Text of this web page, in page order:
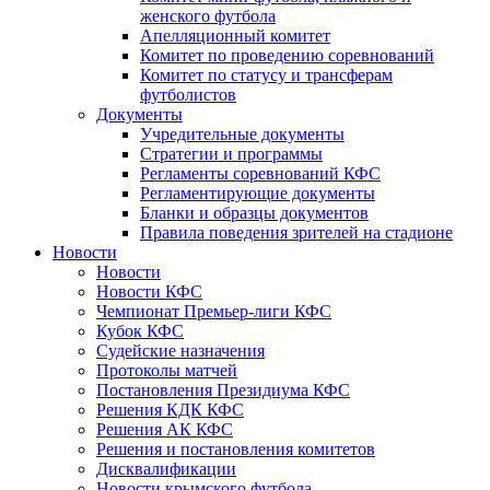
женского футбола
Апелляционный комитет
Комитет по проведению соревнований
Комитет по статусу и трансферам
футболистов
Документы
Учредительные документы
Стратегии и программы
Регламенты соревнований КФС
Регламентирующие документы
Бланки и образцы документов
Правила поведения зрителей на стадионе
Новости
Новости
Новости КФС
Чемпионат Премьер-лиги КФС
Кубок КФС
Судейские назначения
Протоколы матчей
Постановления Президиума КФС
Решения КДК КФС
Решения АК КФС
Решения и постановления комитетов
Дисквалификации